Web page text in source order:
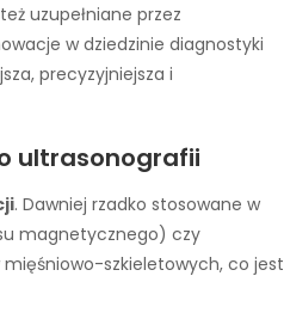
uzupełniane przez
w dziedzinie diagnostyki
precyzyjniejsza i
ultrasonografii
. Dawniej rzadko stosowane w
magnetycznego) czy
szkieletowych, co jest